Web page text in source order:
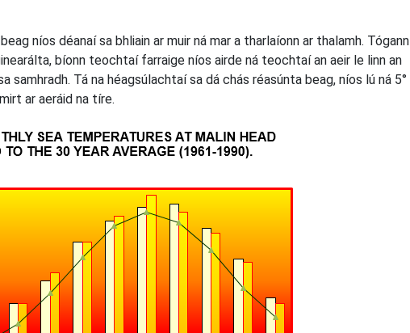
níos déanaí sa bhliain ar muir ná mar a tharlaíonn ar thalamh. Tógann
bíonn teochtaí farraige níos airde ná teochtaí an aeir le linn an
samhradh. Tá na héagsúlachtaí sa dá chás réasúnta beag, níos lú ná 5°
ar aeráid na tíre.